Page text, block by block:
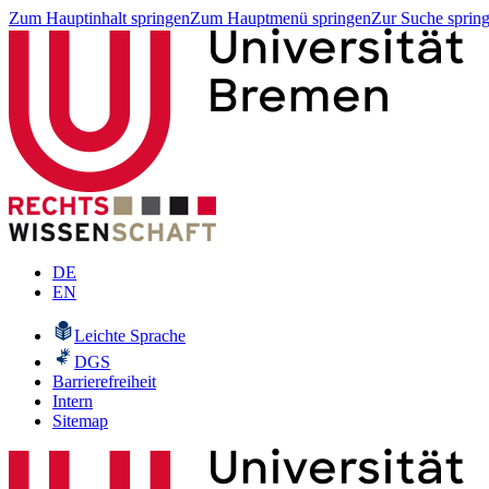
Zum Hauptinhalt springenZum Hauptmenü springenZur Suche
DE
EN
Leichte Sprache
DGS
Barrierefreiheit
Intern
Sitemap